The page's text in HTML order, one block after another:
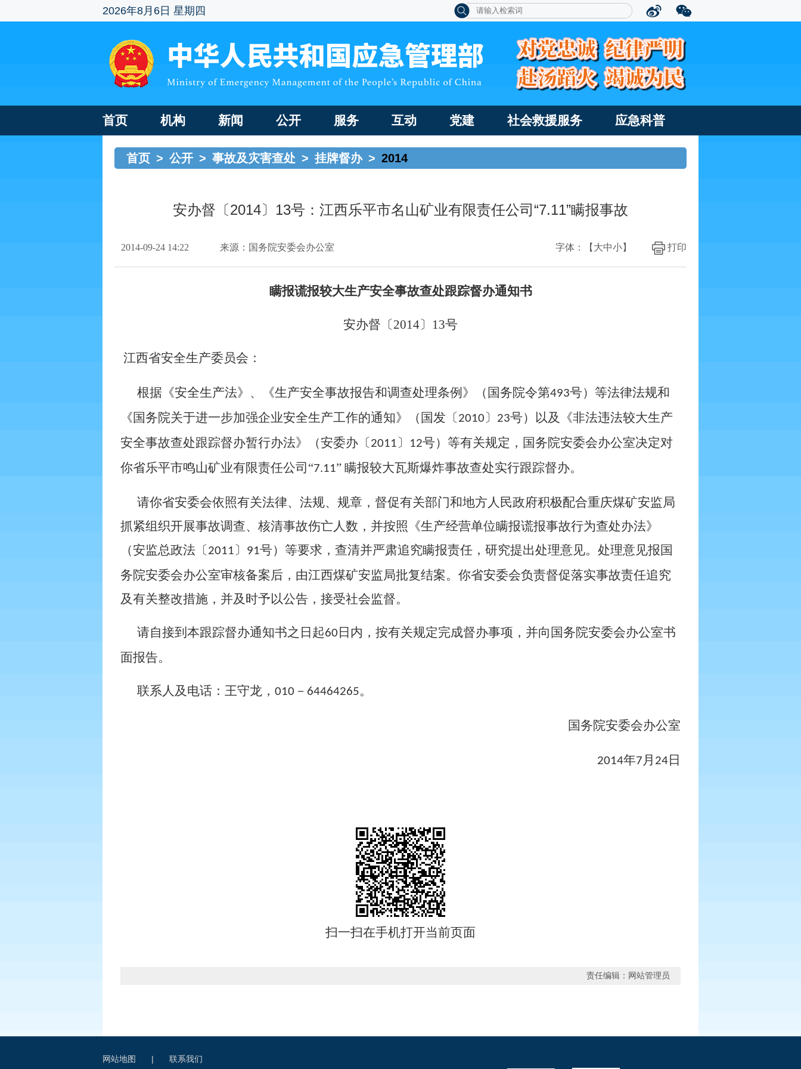
2026年8月6日 星期四
首页 机构 新闻 公开 服务 互动 党建 社会救援服务 应急科普
首页 > 公开 > 事故及灾害查处 > 挂牌督办 > 2014
安办督〔2014〕13号：江西乐平市名山矿业有限责任公司“7.11”瞒报事故
2014-09-24 14:22 来源：国务院安委会办公室 打印
字体：【 大中小】
瞒报谎报较大生产安全事故查处跟踪督办通知书
安办督〔2014〕 13号
江西省安全生产委员会：
根据《安全生产法》、《生产安全事故报告和调查处理条例》（国务院令第493号）等法律法规和
《国务院关于进一步加强企业安全生产工作的通知》（国发〔2010〕 23号）以及《非法违法较大生产
安全事故查处跟踪督办暂行办法》（安委办〔2011〕 12号）等有关规定，国务院安委会办公室决定对
你省乐平市鸣山矿业有限责任公司“7.11” 瞒报较大瓦斯爆炸事故查处实行跟踪督办。
请你省安委会依照有关法律、法规、规章，督促有关部门和地方人民政府积极配合重庆煤矿安监局
抓紧组织开展事故调查、核清事故伤亡人数，并按照《生产经营单位瞒报谎报事故行为查处办法》
（安监总政法〔2011〕 91号）等要求，查清并严肃追究瞒报责任，研究提出处理意见。处理意见报国
务院安委会办公室审核备案后，由江西煤矿安监局批复结案。你省安委会负责督促落实事故责任追究
及有关整改措施，并及时予以公告，接受社会监督。
请自接到本跟踪督办通知书之日起60 日内，按有关规定完成督办事项，并向国务院安委会办公室书
面报告。
联系人及电话：王守龙， 010 － 64464265。
国务院安委会办公室
2014年7月 24日
扫一扫在手机打开当前页面
责任编辑：网站管理员
网站地图 | 联系我们